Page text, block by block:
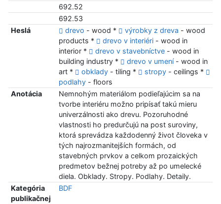
692.52
692.53
Heslá
drevo - wood * výrobky z dreva - wood
products *
drevo v interiéri- wood in
interior *
drevo v stavebníctve- wood in
building industry *
drevo v umení- wood in
art *
obklady- tiling * stropy- ceilings *
podlahy- floors
Anotácia
Nemnohým materiálom podieľajúcim sa na
tvorbe interiéru možno pripísať takú mieru
univerzálnosti ako drevu. Pozoruhodné
vlastnosti ho predurčujú na post suroviny,
ktorá sprevádza každodenný život človeka v
tých najrozmanitejších formách, od
stavebných prvkov a celkom prozaických
predmetov bežnej potreby až po umelecké
diela. Obklady. Stropy. Podlahy. Detaily.
Kategória
publikačnej
BDF